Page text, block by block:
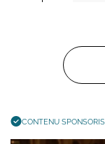
CONTENU